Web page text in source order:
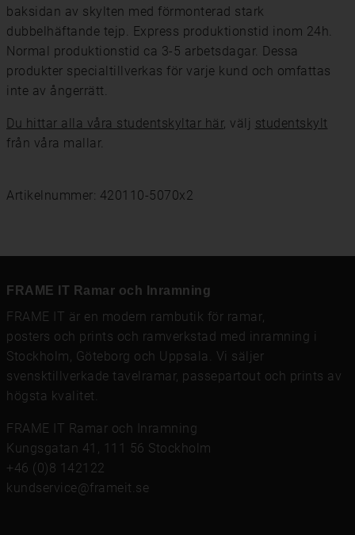
baksidan av skylten med förmonterad stark
dubbelhäftande tejp. Express produktionstid inom 24h.
Normal produktionstid ca 3-5 arbetsdagar. Dessa
produkter specialtillverkas för varje kund och omfattas
inte av ångerrätt.
Du hittar alla våra studentskyltar här, välj studentskylt
från våra mallar.
Artikelnummer: 420110-5070x2
FRAME IT Ramar och Inramning
FRAME IT är en modern rambutik för ramar
posters och prints och ramverkstad med inramning i
Stockholm, Göteborg och Uppsala. Vi säljer
svensktillverkade tavelramar, passepartout och prints av
högsta kvalitet.
FRAME IT Ramar och Inramning
Kungsgatan 41, 111 56 Stockholm
+46 (0)8 142122
kundservice@frameit.se